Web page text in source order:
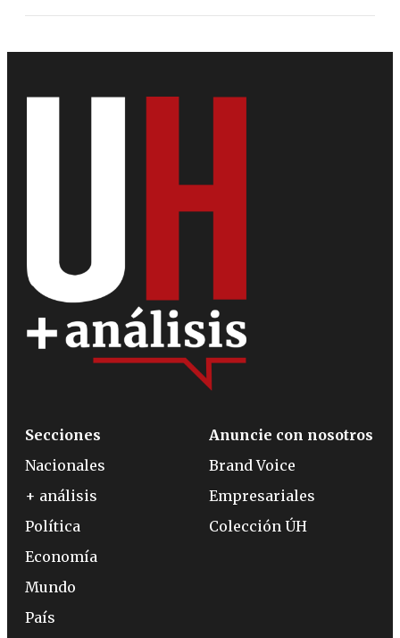
Secciones
Nacionales
+ análisis
Política
Economía
Mundo
País
Anuncie con nosotros
Brand Voice
Empresariales
Colección ÚH